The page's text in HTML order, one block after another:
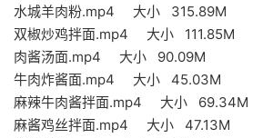
水城羊肉粉.mp4 大小 315.89M
双椒炒鸡拌面.mp4 大小 111.85M
肉酱汤面.mp4 大小 90.09M
牛肉炸酱面.mp4 大小 45.03M
麻辣牛肉酱拌面.mp4 大小 69.34M
麻酱鸡丝拌面.mp4 大小 47.13M